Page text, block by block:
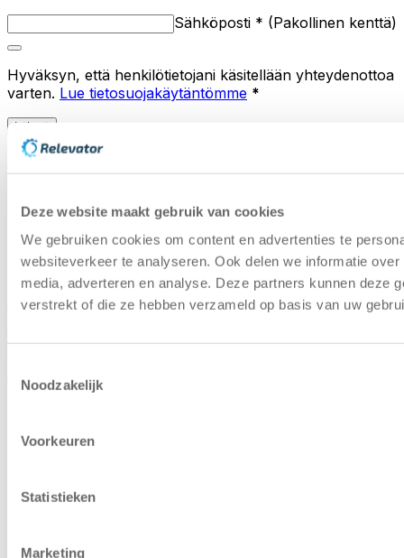
Deze website maakt gebruik van cookies
We gebruiken cookies om content en advertenties te
websiteverkeer te analyseren. Ook delen we informatie
media, adverteren en analyse. Deze partners kunnen deze
verstrekt of die ze hebben verzameld op basis van uw
Noodzakelijk
Voorkeuren
Statistieken
Marketing
Sähköposti * (Pakollinen kenttä)
Hyväksyn, että henkilötietojani käsitellään yhteydenottoa
varten. Lue tietosuojakäytäntömme *
Lähetä
Ohjekeskus
varastoautomaatiojärjestelmien oppaat
mukaisia varastoautomaatioratkaisuja
Lähteet
Asiakastapaus käytettyjen
varastoautomaatiojärjestelmien alalta
Capacity CalculatorLaskekaa, kuinka paljon tilaa
voitte säästää hissin varastoautomaatin avulla